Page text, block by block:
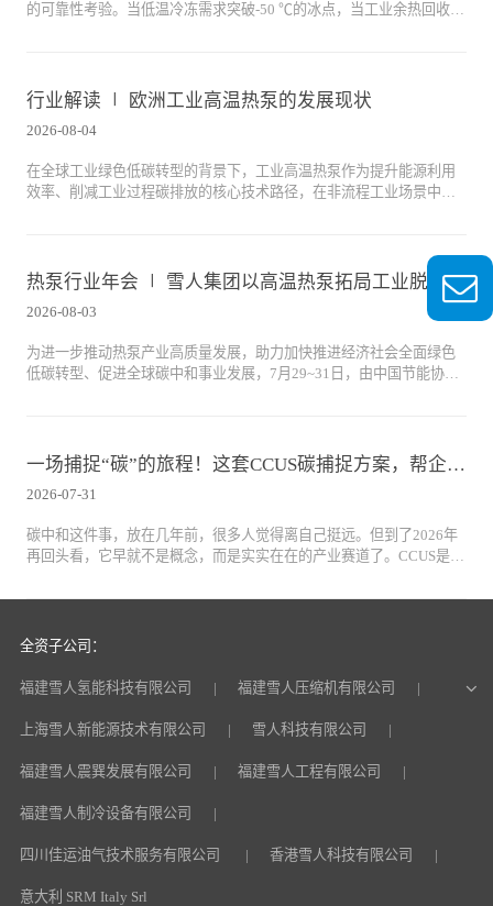
的可靠性考验。当低温冷冻需求突破-50 ℃的冰点，当工业余热回收需
核心动力。
行业解读 ∣ 欧洲工业高温热泵的发展现状
2026-08-04
在全球工业绿色低碳转型的背景下，工业高温热泵作为提升能源利用
效率、削减工业过程碳排放的核心技术路径，在非流程工业场景中具
热泵行业年会 ∣ 雪人集团以高温热泵拓局工业脱碳新赛道
2026-08-03
为进一步推动热泵产业高质量发展，助力加快推进经济社会全面绿色
低碳转型、促进全球碳中和事业发展，7月29~31日，由中国节能协会
集团受邀深入参与本届热泵行业年会，携“工业热泵家族”及用热全场
景解决方案闪耀亮相。
一场捕捉“碳”的旅程！这套CCUS碳捕捉方案，帮企业降碳又增收
2026-07-31
碳中和这件事，放在几年前，很多人觉得离自己挺远。但到了2026年
再回头看，它早就不是概念，而是实实在在的产业赛道了。CCUS是降
CUS的核心任务是：把工业尾气中的二氧化碳捕集、提纯、再利用，
全资子公司：
福建雪人氢能科技有限公司 福建雪人压缩机有限公司
上海雪人新能源技术有限公司 雪人科技有限公司
福建雪人震巽发展有限公司 福建雪人工程有限公司
福建雪人制冷设备有限公司
四川佳运油气技术服务有限公司 香港雪人科技有限公司
意大利 SRM Italy Srl